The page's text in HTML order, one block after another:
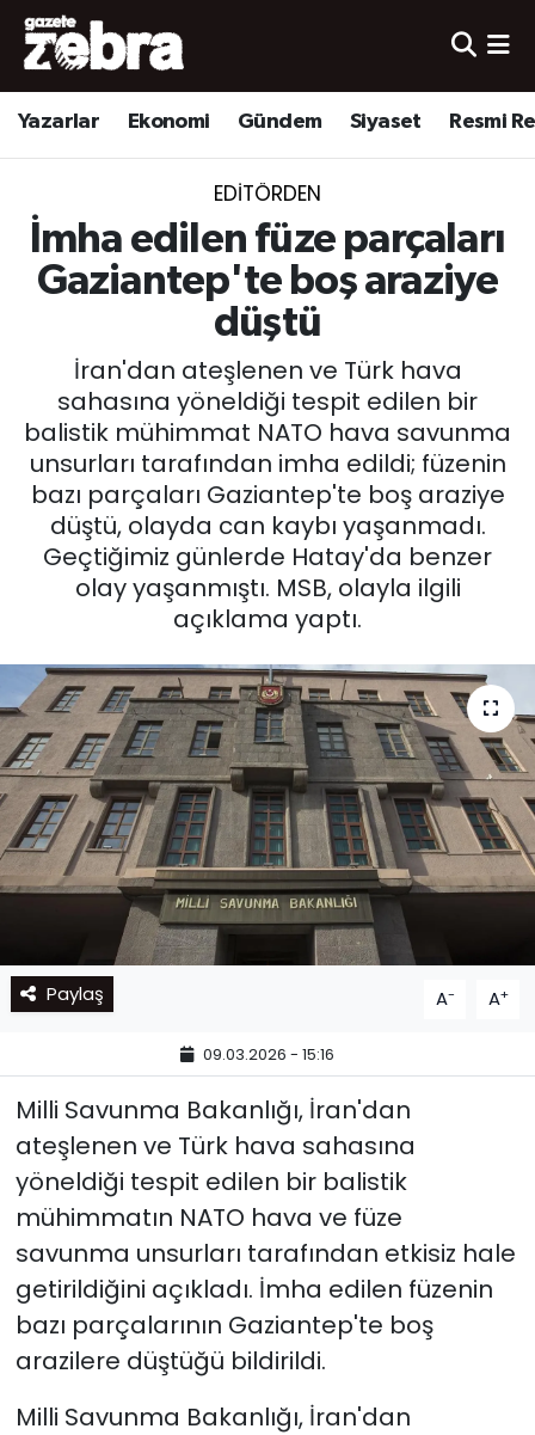
Yazarlar Ekonomi Gündem Siyaset Resmi
EDITÖRDEN
İmha edilen füze parçaları
Gaziantep'te boş araziye
düştü
İran'dan ateşlenen ve Türk hava
sahasına yöneldiği tespit edilen bir
balistik mühimmat NATO hava savunma
unsurları tarafından imha edildi; füzenin
bazı parçaları Gaziantep'te boş araziye
düştü, olayda can kaybı yaşanmadı.
Geçtiğimiz günlerde Hatay'da benzer
olay yaşanmıştı. MSB, olayla ilgili
açıklama yaptı.
Paylaş A- A+
09.03.2026 - 15:16
Milli Savunma Bakanlığı, İran'dan
ateşlenen ve Türk hava sahasına
yöneldiği tespit edilen bir balistik
mühimmatın NATO hava ve füze
savunma unsurları tarafından etkisiz hale
getirildiğini açıkladı. İmha edilen füzenin
bazı parçalarının Gaziantep'te boş
arazilere düştüğü bildirildi.
Milli Savunma Bakanlığı, İran'dan
Yazarlar
Ekonomi
Yerel
Nöbetçi Eczaneler
Hava Durumu
Süper Lig Puan Durumu ve Fikstür
Tüm Manşetler
Son Dakika Haberleri
Haber Arşivi